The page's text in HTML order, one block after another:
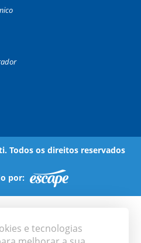
Todos os direitos reservados
por:
e tecnologias